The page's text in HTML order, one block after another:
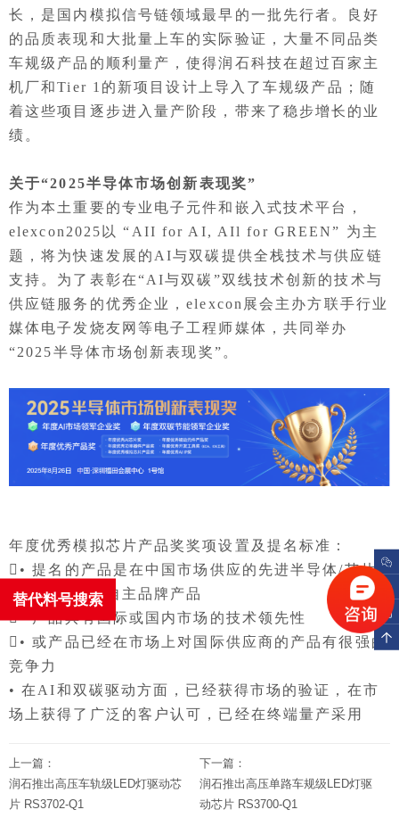
长，是国内模拟信号链领域最早的一批先行者。良好
的品质表现和大批量上车的实际验证，大量不同品类
车规级产品的顺利量产，使得润石科技在超过百家主
机厂和Tier 1的新项目设计上导入了车规级产品；随
着这些项目逐步进入量产阶段，带来了稳步增长的业
绩。
关于“2025半导体市场创新表现奖”
作为本土重要的专业电子元件和嵌入式技术平台，
elexcon2025以 “AII for AI, AIl for GREEN” 为主
题，将为快速发展的AI与双碳提供全栈技术与供应链
支持。为了表彰在“AI与双碳”双线技术创新的技术与
供应链服务的优秀企业，elexcon展会主办方联手行业
媒体电子发烧友网等电子工程师媒体，共同举办
“2025半导体市场创新表现奖”。
年度优秀模拟芯片产品奖奖项设置及提名标准：
• 提名的产品是在中国市场供应的先进半导体/芯片/
元器件企业的自主品牌产品
• 产品具有国际或国内市场的技术领先性
• 或产品已经在市场上对国际供应商的产品有很强的
竞争力
• 在AI和双碳驱动方面，已经获得市场的验证，在市
场上获得了广泛的客户认可，已经在终端量产采用
上一篇：
润石推出高压车轨级LED灯驱动芯
片 RS3702-Q1
下一篇：
润石推出高压单路车规级LED灯驱
动芯片 RS3700-Q1
替代料号搜索